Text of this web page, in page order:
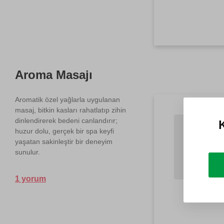
Aroma Masajı
Aromatik özel yağlarla uygulanan
masaj, bitkin kasları rahatlatıp zihin
dinlendirerek bedeni canlandırır;
huzur dolu, gerçek bir spa keyfi
yaşatan sakinleştir bir deneyim
sunulur.
1 yorum